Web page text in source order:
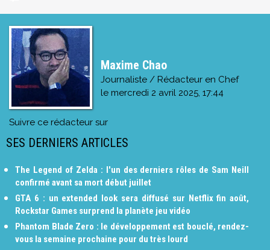
Maxime Chao
Journaliste / Rédacteur en Chef
le mercredi 2 avril 2025, 17:44
Suivre ce rédacteur sur
SES DERNIERS ARTICLES
The Legend of Zelda : l'un des derniers rôles de Sam Neill
confirmé avant sa mort début juillet
GTA 6 : un extended look sera diffusé sur Netflix fin août,
Rockstar Games surprend la planète jeu vidéo
Phantom Blade Zero : le développement est bouclé, rendez-
vous la semaine prochaine pour du très lourd